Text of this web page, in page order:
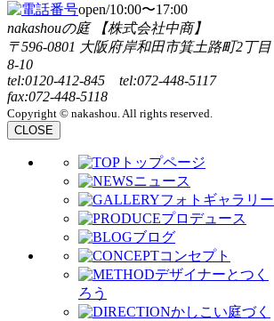
open/10:00〜17:00
nakashouの庭 【株式会社中商】
〒596-0801 大阪府岸和田市箕土路町2丁目
8-10
tel:0120-412-845 tel:072-448-5117
fax:072-448-5118
Copyright © nakashou. All rights reserved.
CLOSE
トップページ
ニュース
フォトギャラリー
プロデュース
ブログ
コンセプト
デザイナーとつく
ろう
かしこい庭づく